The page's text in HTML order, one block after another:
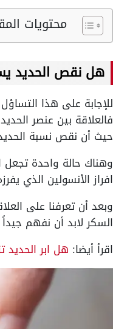
محتويات
هل نقص الحديد
للإجابة على هذا
فالعلاقة بين عنصر
حيث أن نقص نسبة
وهناك حالة واحدة
افراز الأنسولين الذي
وبعد أن تعرفنا على
السكر لابد أن نفهم
اقرأ أيضا: هل ابر الحديد